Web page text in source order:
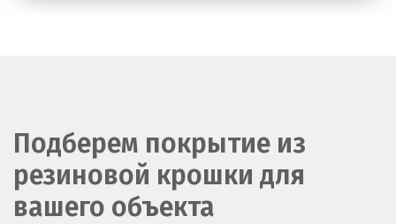
Подберем покрытие из
резиновой крошки для
вашего объекта